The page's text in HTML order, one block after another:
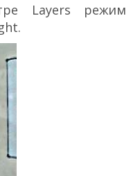
Layers режим